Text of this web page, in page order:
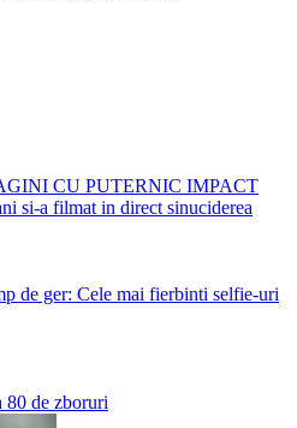
CU PUTERNIC IMPACT
si-a filmat in direct sinuciderea
de ger: Cele mai fierbinti selfie-uri
80 de zboruri